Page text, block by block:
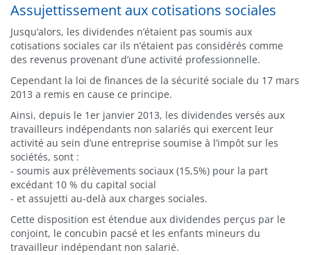
Assujettissement aux cotisations sociales
Jusqu’alors, les dividendes n’étaient pas soumis aux
cotisations sociales car ils n’étaient pas considérés comme
des revenus provenant d’une activité professionnelle.
Cependant la loi de finances de la sécurité sociale du 17 mars
2013 a remis en cause ce principe.
Ainsi, depuis le 1er janvier 2013, les dividendes versés aux
travailleurs indépendants non salariés qui exercent leur
activité au sein d’une entreprise soumise à l’impôt sur les
sociétés, sont :
- soumis aux prélèvements sociaux (15,5%) pour la part
excédant 10 % du capital social
- et assujetti au-delà aux charges sociales.
Cette disposition est étendue aux dividendes perçus par le
conjoint, le concubin pacsé et les enfants mineurs du
travailleur indépendant non salarié.